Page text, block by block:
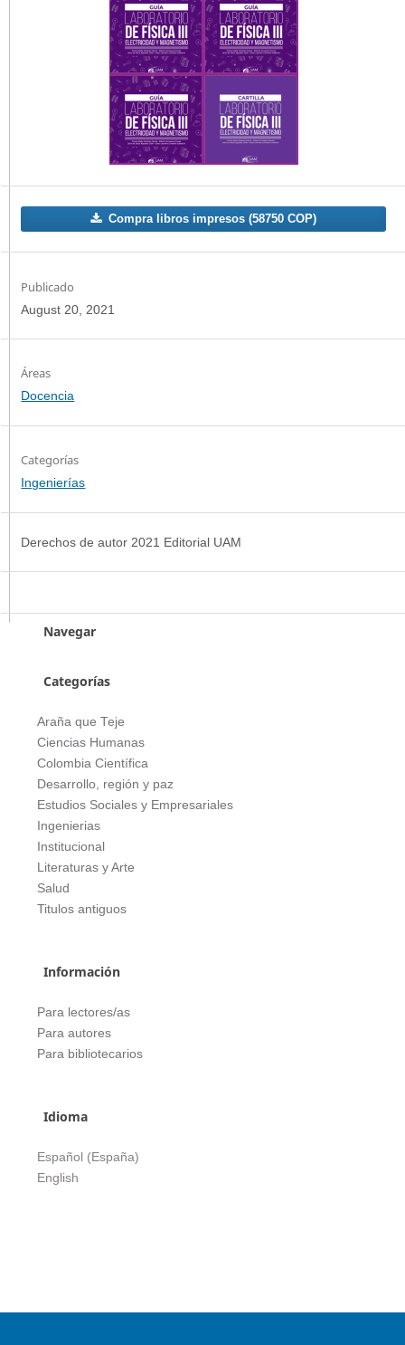
Compra libros impresos (58750 COP)
Publicado
August 20, 2021
Docencia
Categorías
Ingenierías
Derechos de autor 2021 Editorial UAM
Navegar
Categorías
Araña que Teje
Ciencias Humanas
Colombia Científica
Desarrollo, región y paz
Estudios Sociales y Empresariales
Ingenierias
Institucional
Literaturas y Arte
Salud
Titulos antiguos
Información
Para lectores/as
Para autores
Para bibliotecarios
Idioma
Español (España)
English